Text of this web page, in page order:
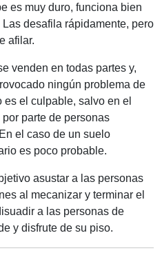
es muy duro, funciona bien
desafila rápidamente, pero
afilar.
venden en todas partes y,
ningún problema de
el culpable, salvo en el
parte de personas
el caso de un suelo
es poco probable.
asustar a las personas
al mecanizar y terminar el
a las personas de
y disfrute de su piso.